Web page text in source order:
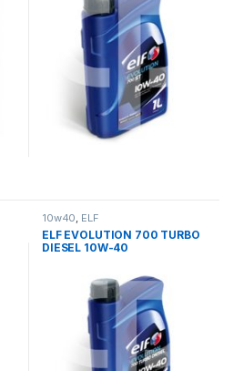
10w40, ELF
ELF EVOLUTION 700 TURBO
DIESEL 10W-40